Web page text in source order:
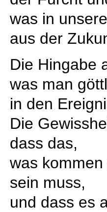
was in
aus der
Die Hingabe
was man
in den
Die
dass das,
was kommen
sein muss,
und dass es